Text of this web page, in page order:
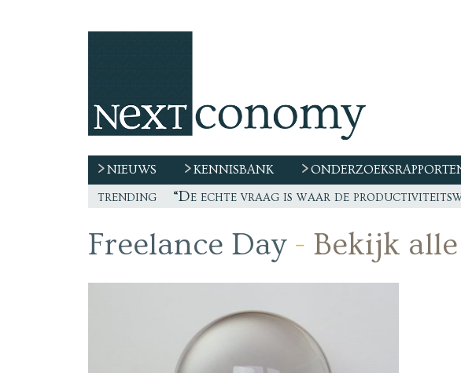
NIEUWS KENNISBANK
trending “De echte vraag is waar de
Freelance Day - Bekijk